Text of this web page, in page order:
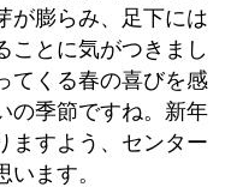
が膨らみ、足下には
ことに気がつきまし
てくる春の喜びを感
の季節ですね。新年
ますよう、センター
ます。